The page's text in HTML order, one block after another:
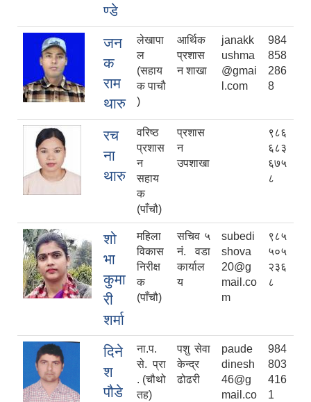
ण्डे
जन
क
राम
थारु
लेखापा
ल
(सहाय
क पाचौ
)
आर्थिक
प्रशास
न शाखा
janakk
ushma
@gmai
l.com
984
858
286
8
रच
ना
थारु
वरिष्ठ
प्रशास
न
सहाय
क
(पाँचौ)
प्रशास
न
उपशाखा
९८६
६८३
६७५
८
शो
भा
कुमा
री
शर्मा
महिला
विकास
निरीक्ष
क
(पाँचौ)
सचिव ५
नं. वडा
कार्याल
य
subedi
shova
20@g
mail.co
m
९८५
५०५
२३६
८
दिने
श
पौडे
ना.प.
से. प्रा
. (चौथो
तह)
पशु सेवा
केन्द्र
ढोढरी
paude
dinesh
46@g
mail.co
984
803
416
1